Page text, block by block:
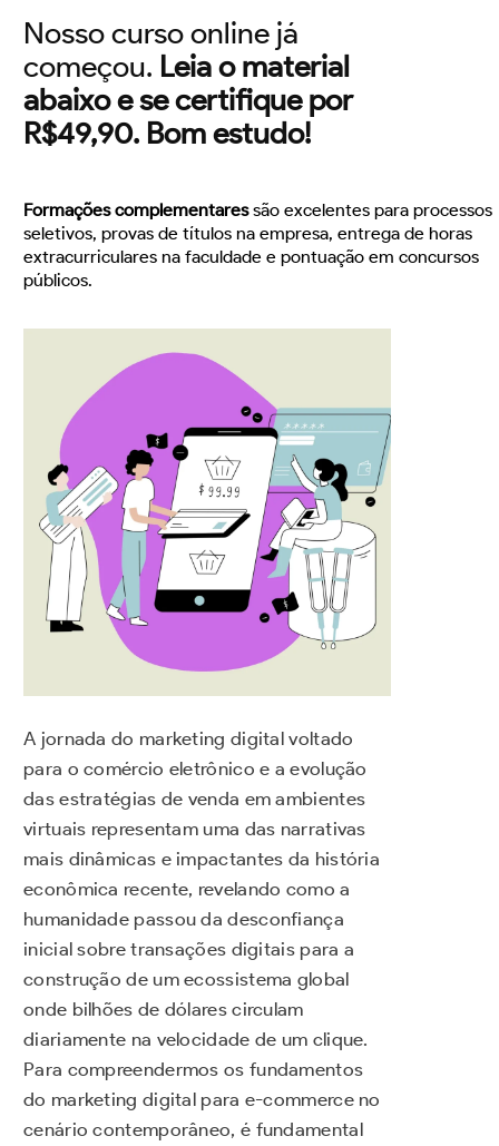
Nosso curso online já
começou. Leia o material
abaixo e se certifique por
R$49,90. Bom estudo!
Formações complementaressão excelentes para processos
seletivos, provas de títulos na empresa, entrega de horas
extracurriculares na faculdade e pontuação em concursos
públicos.
A jornada do marketing digital voltado
para o comércio eletrônico e a evolução
das estratégias de venda em ambientes
virtuais representam uma das narrativas
mais dinâmicas e impactantes da história
econômica recente, revelando como a
humanidade passou da desconfiança
inicial sobre transações digitais para a
construção de um ecossistema global
onde bilhões de dólares circulam
diariamente na velocidade de um clique.
Para compreendermos os fundamentos
do marketing digital para e-commerce no
cenário contemporâneo, é fundamental